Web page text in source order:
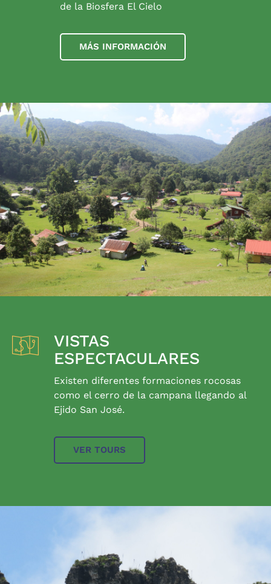
de la Biosfera El Cielo
MÁS INFORMACIÓN
VISTAS
ESPECTACULARES
Existen diferentes formaciones rocosas
como el cerro de la campana llegando al
Ejido San José.
VER TOURS